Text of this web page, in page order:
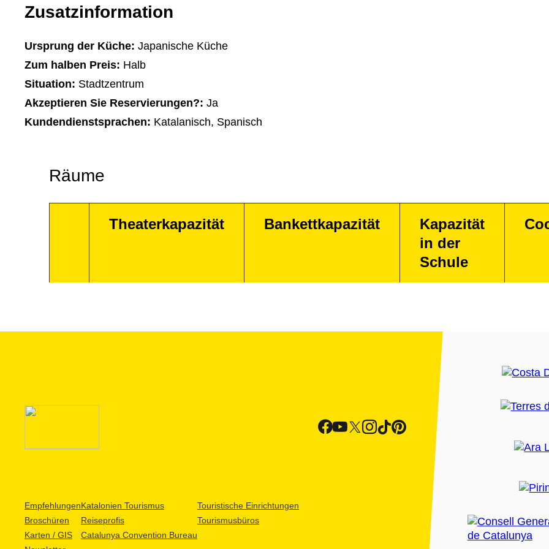
Zusatzinformation
Ursprung der Küche: Japanische Küche
Zum halben Preis: Halb
Situation: Stadtzentrum
Akzeptieren Sie Reservierungen?: Ja
Kundendienstsprachen: Katalanisch, Spanisch
Räume
Theaterkapazität Bankettkapazität
Kapazität
in der
Schule
Empfehlungen
Broschüren
Karten / GIS
Katalonien Tourismus
Reiseprofis
Catalunya Convention Bureau
Touristische Einrichtungen
Tourismusbüros